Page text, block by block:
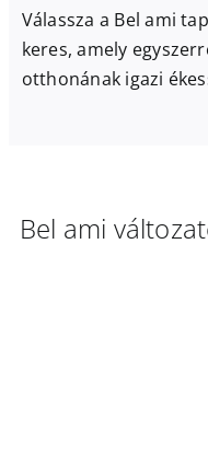
Válassza a Bel ami
keres, amely
otthonának igazi
Bel ami